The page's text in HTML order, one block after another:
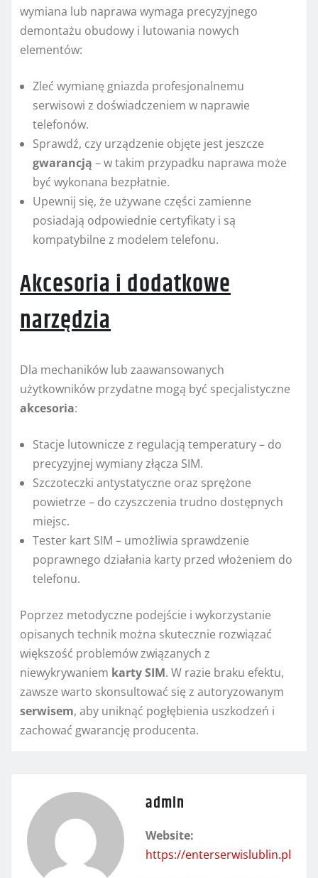
wymiana lub naprawa wymaga precyzyjnego
demontażu obudowy i lutowania nowych
elementów:
Zleć wymianę gniazda profesjonalnemu
serwisowi z doświadczeniem w naprawie
telefonów.
Sprawdź, czy urządzenie objęte jest jeszcze
gwarancją – w takim przypadku naprawa może
być wykonana bezpłatnie.
Upewnij się, że używane części zamienne
posiadają odpowiednie certyfikaty i są
kompatybilne z modelem telefonu.
Akcesoria i dodatkowe
narzędzia
Dla mechaników lub zaawansowanych
użytkowników przydatne mogą być specjalistyczne
akcesoria:
Stacje lutownicze z regulacją temperatury – do
precyzyjnej wymiany złącza SIM.
Szczoteczki antystatyczne oraz sprężone
powietrze – do czyszczenia trudno dostępnych
miejsc.
Tester kart SIM – umożliwia sprawdzenie
poprawnego działania karty przed włożeniem do
telefonu.
Poprzez metodyczne podejście i wykorzystanie
opisanych technik można skutecznie rozwiązać
większość problemów związanych z
niewykrywaniem karty SIM. W razie braku efektu,
zawsze warto skonsultować się z autoryzowanym
serwisem, aby uniknąć pogłębienia uszkodzeń i
zachować gwarancję producenta.
admin
Website:
https://enterserwislublin.pl